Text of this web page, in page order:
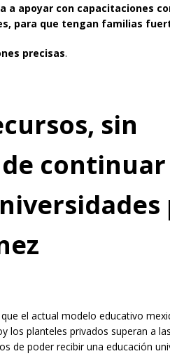
a apoyar con capacitaciones
para que tengan familias
precisas.
sin
continuar
el actual modelo educativo
los planteles privados superan a
de poder recibir una educación